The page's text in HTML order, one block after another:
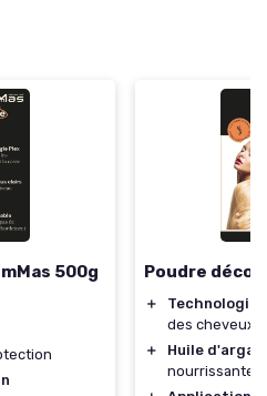
500g Poudre
＋
Technologie
des cheveux
＋
Huile d'argan
nourrissante